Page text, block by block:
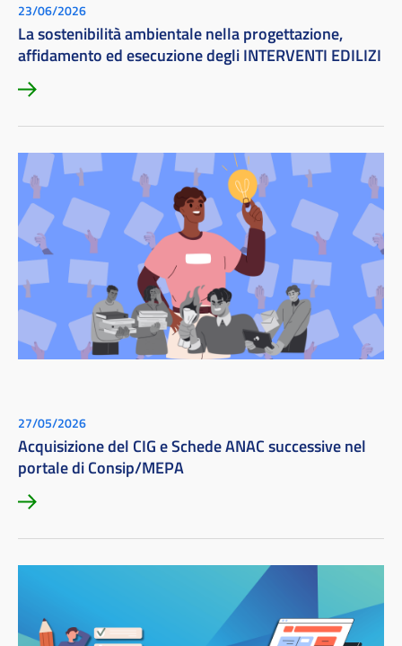
23/06/2026
La sostenibilità ambientale nella progettazione,
affidamento ed esecuzione degli INTERVENTI EDILIZI
27/05/2026
Acquisizione del CIG e Schede ANAC successive nel
portale di Consip/MEPA